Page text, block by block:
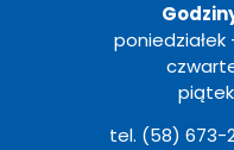
poniedziałek
piątek
tel. (58) 673-